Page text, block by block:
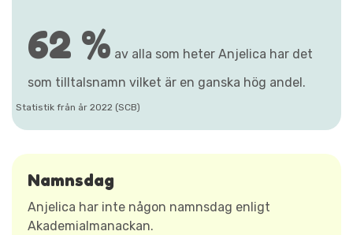
62 % av alla som heter Anjelica har det
som tilltalsnamn vilket är en ganska hög andel.
Statistik från år 2022 (SCB)
Namnsdag
Anjelica har inte någon namnsdag enligt
Akademialmanackan.